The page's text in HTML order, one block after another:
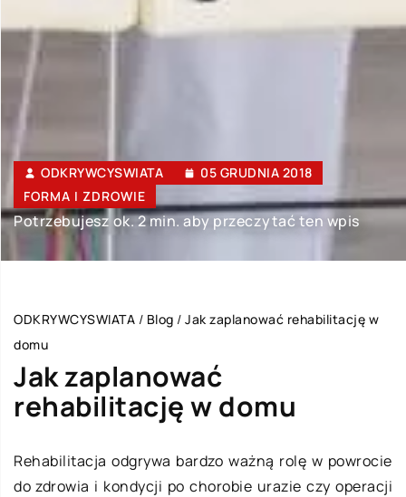
ODKRYWCYSWIATA
05 GRUDNIA 2018
FORMA I ZDROWIE
Potrzebujesz ok. 2 min. aby przeczytać ten wpis
ODKRYWCYSWIATA / Blog / Jak zaplanować rehabilitację w
domu
Jak zaplanować
rehabilitację w domu
Rehabilitacja odgrywa bardzo ważną rolę w powrocie
do zdrowia i kondycji po chorobie urazie czy operacji